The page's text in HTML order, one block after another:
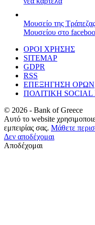
Μουσείο της
Μουσείου στο
ΟΡΟΙ ΧΡΗΣΗΣ
SITEMAP
GDPR
RSS
ΕΠΕΞΗΓΗΣΗ ΟΡΩΝ
ΠΟΛΙΤΙΚΗ SOCIAL
© 2026 - Bank of Greece
Αυτό το website
εμπειρίας σας. Μάθετε
Δεν αποδέχομαι
Αποδέχομαι